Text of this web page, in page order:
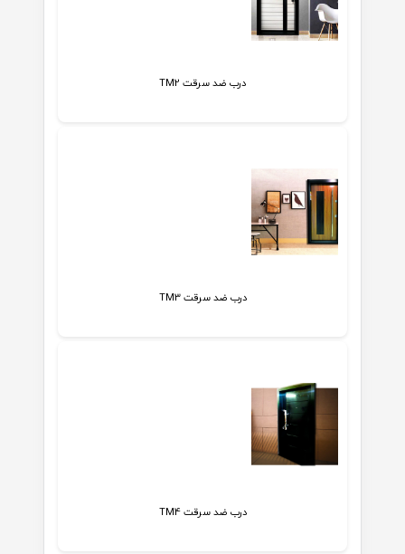
درب ضد سرقت TM2
درب ضد سرقت TM3
درب ضد سرقت TM4